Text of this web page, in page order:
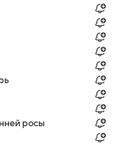
росы